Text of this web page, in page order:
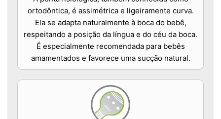
ortodôntica, é assimétrica e ligeiramente curva.
Ela se adapta naturalmente à boca do bebê,
respeitando a posição da língua e do céu da boca.
É especialmente recomendada para bebês
amamentados e favorece uma sucção natural.